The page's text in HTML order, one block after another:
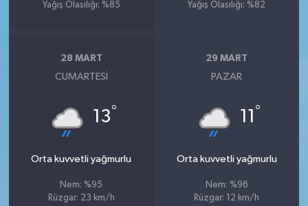
Yağış Olasılığı: %85
Yağış Olasılığı: %82
28 MART
CUMARTESI
13°
Orta kuvvetli yağmurlu
Nem: %95
Rüzgar: 23 km/h
29 MART
PAZAR
11 °
Orta kuvvetli yağmurlu
Nem: %96
Rüzgar: 12 km/h